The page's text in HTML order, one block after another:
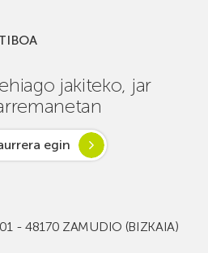
jakiteko, jar
egin
- 48170 ZAMUDIO (BIZKAIA)